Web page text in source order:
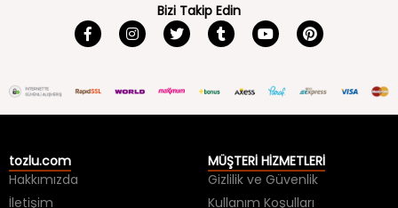
Bizi Takip Edin
tozlu.com
Hakkımızda
İletişim
MÜŞTERİ HİZMETLERİ
Gizlilik ve Güvenlik
Kullanım Koşulları